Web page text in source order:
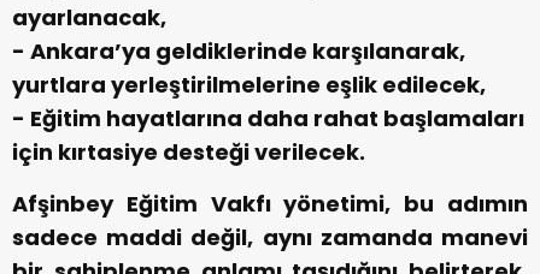
ayarlanacak,
- Ankara’ya geldiklerinde karşılanarak,
yurtlara yerleştirilmelerine eşlik edilecek,
- Eğitim hayatlarına daha rahat başlamaları
için kırtasiye desteği verilecek.
Afşinbey Eğitim Vakfı yönetimi, bu adımın
sadece maddi değil, aynı zamanda manevi